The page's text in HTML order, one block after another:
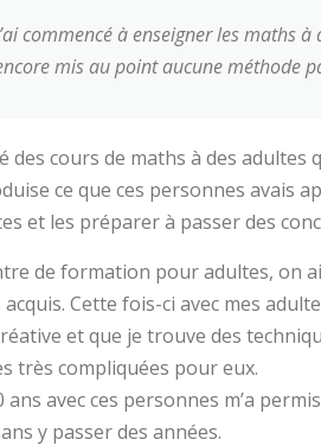
commencé à enseigner les maths à
mis au point aucune méthode
des cours de maths à des
ce que ces personnes avais
et les préparer à passer des
de formation pour adultes, on
Cette fois-ci avec mes
et que je trouve des
très compliquées pour eux.
ans avec ces personnes m’a
y passer des années.